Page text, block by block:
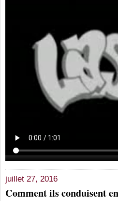
juillet 27, 2016
Comment ils conduisent